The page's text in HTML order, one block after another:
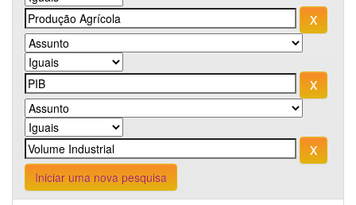
Iniciar uma nova pesquisa